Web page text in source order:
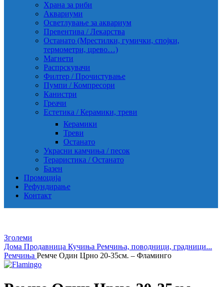
Храна за риби
Аквариуми
Осветлување за аквариум
Превентива / Лекарства
Останато (Мрестилки, гумички, спојки,
термометри, црево…)
Магнети
Распрскувачи
Филтер / Прочистување
Пумпи / Компресори
Канистри
Греачи
Естетика / Керамики, треви
Керамики
Треви
Останато
Украсни камчиња / песок
Тераристика / Останато
Базен
Промоција
Рефундирање
Контакт
Зголеми
Дома Продавница Кучиња Ремчиња, поводници, градници...
Ремчиња Ремче Один Црно 20-35см. – Фламинго